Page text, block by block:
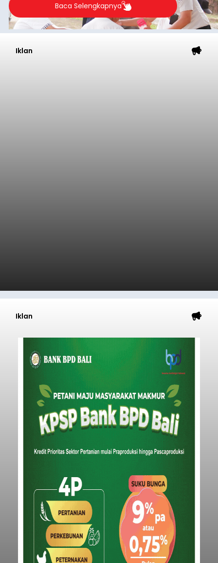
Baca Selengkapnya
Iklan
Iklan